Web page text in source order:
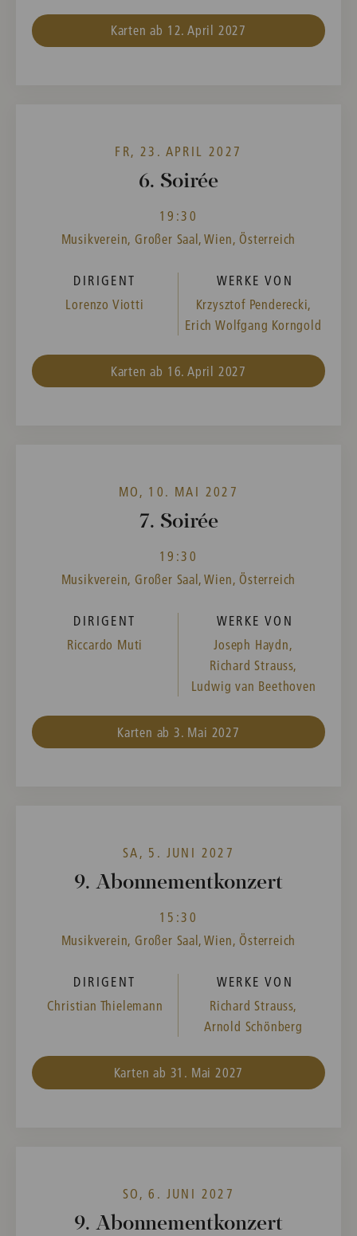
Karten ab 12. April 2027
FR, 23. APRIL 2027
6. Soirée
19:30
Musikverein, Großer Saal, Wien, Österreich
DIRIGENT
Lorenzo Viotti
WERKE VON
Krzysztof Penderecki,
Erich Wolfgang Korngold
Karten ab 16. April 2027
MO, 10. MAI 2027
7. Soirée
19:30
Musikverein, Großer Saal, Wien, Österreich
DIRIGENT
Riccardo Muti
WERKE VON
Joseph Haydn,
Richard Strauss,
Ludwig van Beethoven
Karten ab 3. Mai 2027
SA, 5. JUNI 2027
9. Abonnementkonzert
15:30
Musikverein, Großer Saal, Wien, Österreich
DIRIGENT
Christian Thielemann
WERKE VON
Richard Strauss,
Arnold Schönberg
Karten ab 31. Mai 2027
SO, 6. JUNI 2027
9. Abonnementkonzert